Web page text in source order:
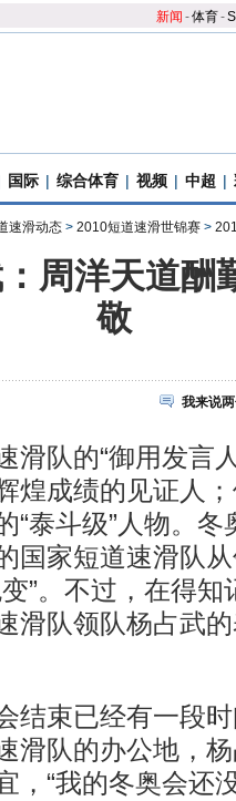
新闻 -体育-S
国际 | 综合体育 | 视频 | 中超 |
速滑动态 > 2010短道速滑世锦赛 >
周洋天道酬
敬
我来说
队的“御用发言
煌成绩的见证人
“泰斗级”人物。
国家短道速滑队
”。不过，在得
滑队领队杨占武
束已经有一段时
滑队的办公地，
，“我的冬奥会还